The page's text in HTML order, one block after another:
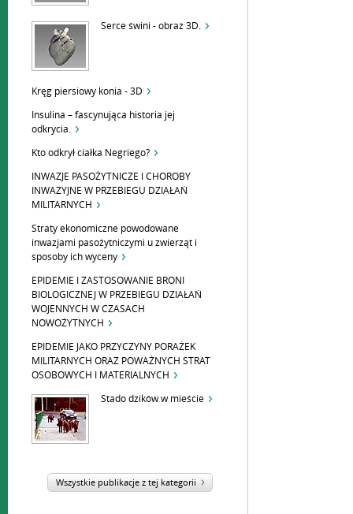
Serce świni - obraz 3D.
Kręg piersiowy konia - 3D
Insulina – fascynująca historia jej
odkrycia.
Kto odkrył ciałka Negriego?
INWAZJE PASOŻYTNICZE I CHOROBY
INWAZYJNE W PRZEBIEGU DZIAŁAŃ
MILITARNYCH
Straty ekonomiczne powodowane
inwazjami pasożytniczymi u zwierząt i
sposoby ich wyceny
EPIDEMIE I ZASTOSOWANIE BRONI
BIOLOGICZNEJ W PRZEBIEGU DZIAŁAŃ
WOJENNYCH W CZASACH
NOWOŻYTNYCH
EPIDEMIE JAKO PRZYCZYNY PORAŻEK
MILITARNYCH ORAZ POWAŻNYCH STRAT
OSOBOWYCH I MATERIALNYCH
Stado dzików w mieście
Wszystkie publikacje z tej kategorii